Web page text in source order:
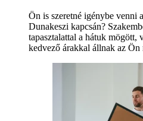
Ön is szeretné igénybe venni
Dunakeszi kapcsán?
tapasztalattal a hátuk mögött,
kedvező árakkal állnak az Ön